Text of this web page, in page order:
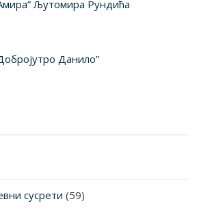
Љутомира Рундића
Данило”
сусрети (59)